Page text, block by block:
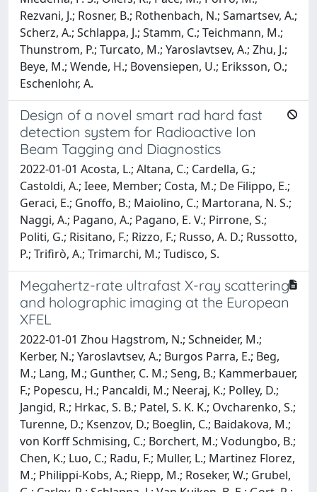
Rezvani, J.; Rosner, B.; Rothenbach, N.; Samartsev, A.;
Scherz, A.; Schlappa, J.; Stamm, C.; Teichmann, M.;
Thunstrom, P.; Turcato, M.; Yaroslavtsev, A.; Zhu, J.;
Beye, M.; Wende, H.; Bovensiepen, U.; Eriksson, O.;
Eschenlohr, A.
Design of a novel smart rad hard fast
detection system for Radioactive Ion
Beam Tagging and Diagnostics
2022-01-01 Acosta, L.; Altana, C.; Cardella, G.;
Castoldi, A.; Ieee, Member; Costa, M.; De Filippo, E.;
Geraci, E.; Gnoffo, B.; Maiolino, C.; Martorana, N. S.;
Naggi, A.; Pagano, A.; Pagano, E. V.; Pirrone, S.;
Politi, G.; Risitano, F.; Rizzo, F.; Russo, A. D.; Russotto,
P.; Trifirò, A.; Trimarchi, M.; Tudisco, S.
Megahertz-rate ultrafast X-ray scattering
and holographic imaging at the European
XFEL
2022-01-01 Zhou Hagstrom, N.; Schneider, M.;
Kerber, N.; Yaroslavtsev, A.; Burgos Parra, E.; Beg,
M.; Lang, M.; Gunther, C. M.; Seng, B.; Kammerbauer,
F.; Popescu, H.; Pancaldi, M.; Neeraj, K.; Polley, D.;
Jangid, R.; Hrkac, S. B.; Patel, S. K. K.; Ovcharenko, S.;
Turenne, D.; Ksenzov, D.; Boeglin, C.; Baidakova, M.;
von Korff Schmising, C.; Borchert, M.; Vodungbo, B.;
Chen, K.; Luo, C.; Radu, F.; Muller, L.; Martinez Florez,
M.; Philippi-Kobs, A.; Riepp, M.; Roseker, W.; Grubel,